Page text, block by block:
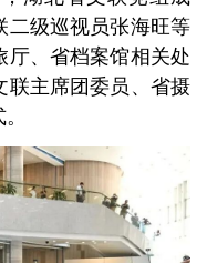
二级巡视员张海旺等
、省档案馆相关处
联主席团委员、省摄